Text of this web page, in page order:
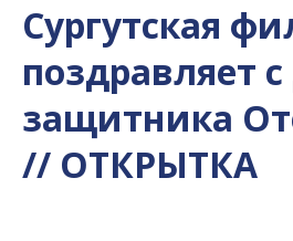
Сургутская
поздравляет
защитника
// ОТКРЫТКА